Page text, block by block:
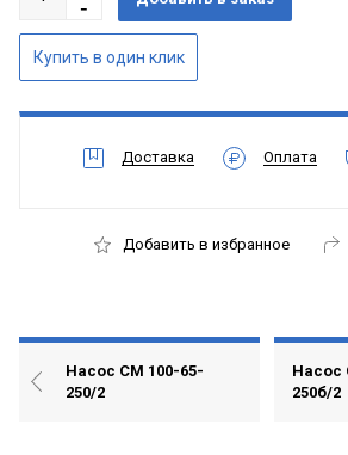
Доставка Оплата
Добавить в избранное
Насос СМ 100-65-
250/2
Насос
250б/2